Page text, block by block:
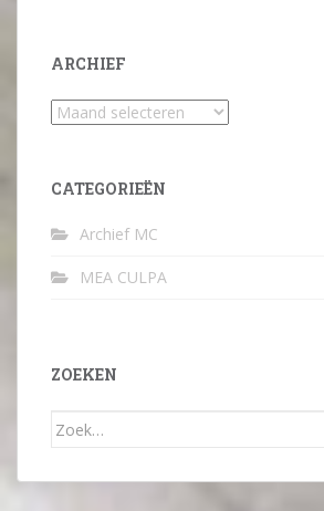
ARCHIEF
Archief
CATEGORIEËN
Archief MC
MEA CULPA
ZOEKEN
Zoek